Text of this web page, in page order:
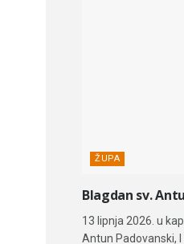
ŽUPA
Blagdan sv.
13 lipnja 2026. u
Antun Padovanski,